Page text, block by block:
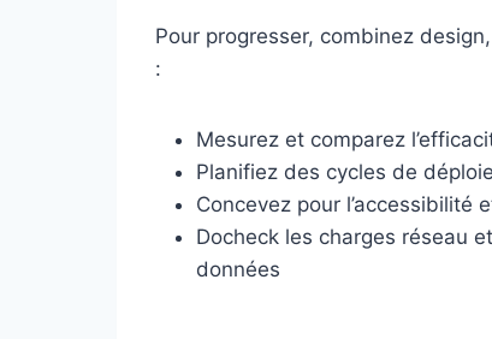
Pour progresser, combinez
:
Mesurez et comparez
Planifiez des cycles de
Concevez pour l’accessibilité
Docheck les charges réseau
données